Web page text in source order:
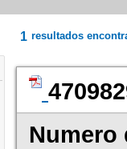
1 resultados
Numero